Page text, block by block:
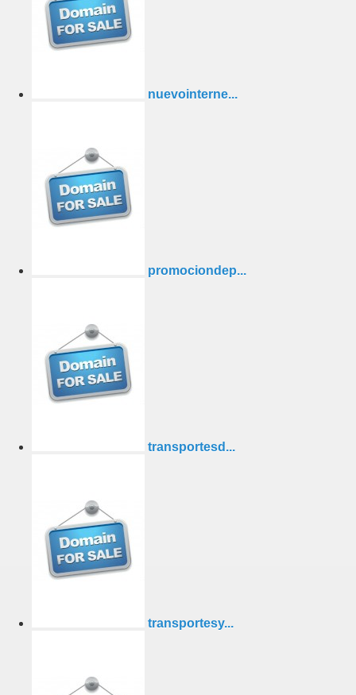
nuevointerne...
promociondep...
transportesd...
transportesy...